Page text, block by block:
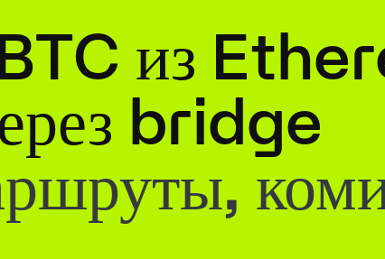
из
bridge